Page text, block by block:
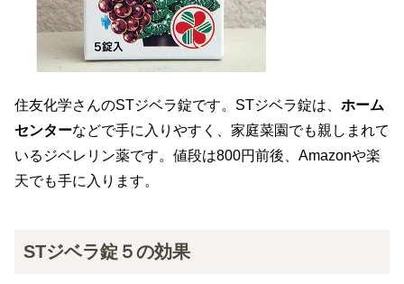
住友化学さんのSTジベラ錠です。STジベラ錠は、 ホーム
センターなどで手に入りやすく、家庭菜園でも親しまれて
いるジベレリン薬です。値段は800円前後、Amazonや楽
天でも手に入ります。
STジベラ錠５の効果